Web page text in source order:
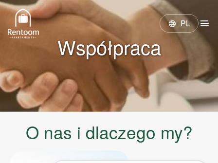
language PL menu
Współpraca
O nas i dlaczego my?